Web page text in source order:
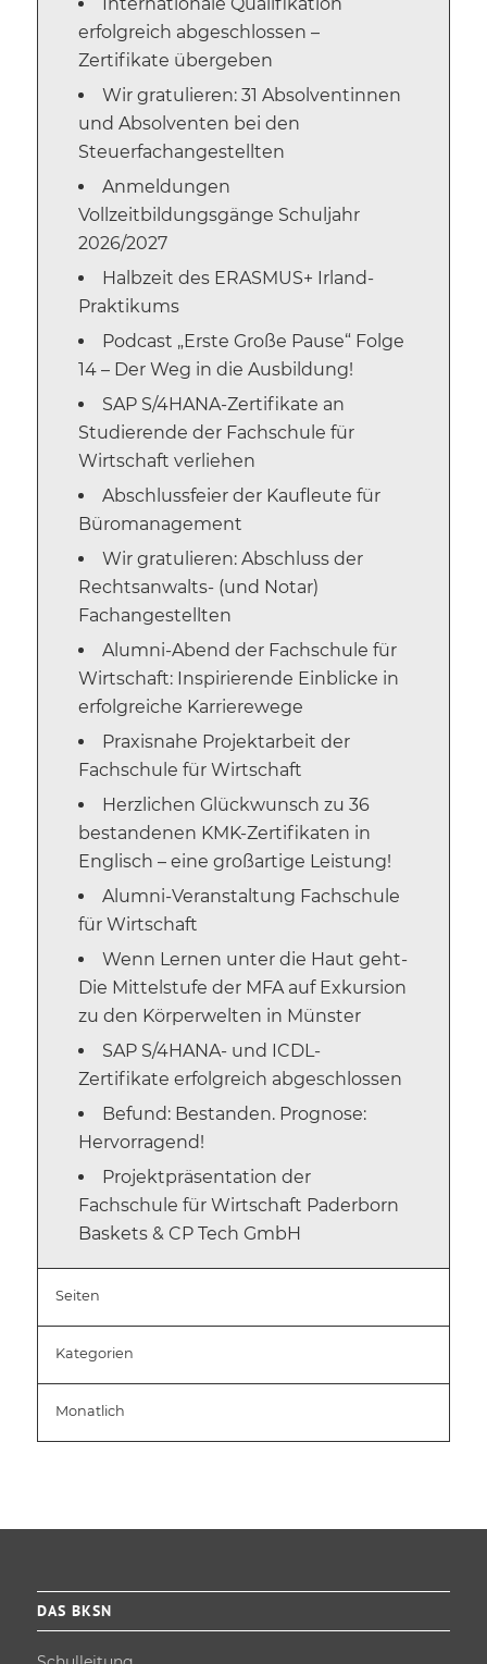
erfolgreich abgeschlossen –
Zertifikate übergeben
Wir gratulieren: 31 Absolventinnen
und Absolventen bei den
Steuerfachangestellten
Anmeldungen
Vollzeitbildungsgänge Schuljahr
2026/2027
Halbzeit des ERASMUS+ Irland-
Praktikums
Podcast „Erste Große Pause“ Folge
14 – Der Weg in die Ausbildung!
SAP S/4HANA-Zertifikate an
Studierende der Fachschule für
Wirtschaft verliehen
Abschlussfeier der Kaufleute für
Büromanagement
Wir gratulieren: Abschluss der
Rechtsanwalts- (und Notar)
Fachangestellten
Alumni-Abend der Fachschule für
Wirtschaft: Inspirierende Einblicke in
erfolgreiche Karrierewege
Praxisnahe Projektarbeit der
Fachschule für Wirtschaft
Herzlichen Glückwunsch zu 36
bestandenen KMK-Zertifikaten in
Englisch – eine großartige Leistung!
Alumni-Veranstaltung Fachschule
für Wirtschaft
Wenn Lernen unter die Haut geht-
Die Mittelstufe der MFA auf Exkursion
zu den Körperwelten in Münster
SAP S/4HANA- und ICDL-
Zertifikate erfolgreich abgeschlossen
Befund: Bestanden. Prognose:
Hervorragend!
Projektpräsentation der
Fachschule für Wirtschaft Paderborn
Baskets & CP Tech GmbH
Seiten
Kategorien
Monatlich
DAS BKSN